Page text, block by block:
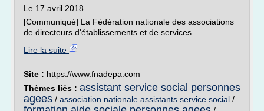
Le 17 avril 2018
[Communiqué] La Fédération nationale des associations
de directeurs d'établissements et de services...
Lire la suite
Site : https://www.fnadepa.com
Thèmes liés : assistant service social personnes
agees / association nationale assistants service social /